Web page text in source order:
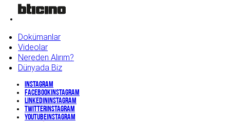
Dokümanlar
Videolar
Nereden Alırım?
Dünyada Biz
Instagram
Facebook Instagram
Linkedin Instagram
Twitter Instagram
YouTube Instagram